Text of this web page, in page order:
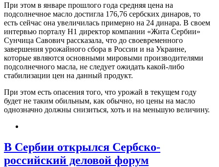
При этом в январе прошлого года средняя цена на
подсолнечное масло достигла 176,76 сербских динаров, то
есть сейчас она увеличилась примерно на 24 динара. В своем
интервью порталу Н1 директор компании «Жита Сербии»
Сунчица Савович рассказала, что до своевременного
завершения урожайного сбора в России и на Украине,
которые являются основными мировыми производителями
подсолнечного масла, не следует ожидать какой-либо
стабилизации цен на данный продукт.
При этом есть опасения того, что урожай в текущем году
будет не таким обильным, как обычно, но цены на масло
однозначно должны снизиться, хоть и на меньшую величину.
В Сербии открылся Сербско-
российский деловой форум